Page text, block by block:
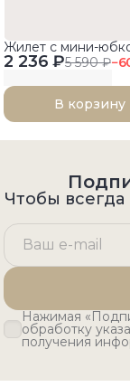
2 236 ₽5 590 ₽−
Жилет с мини-
В корзину
Чтобы всегда
Нажимая
обработку
получения